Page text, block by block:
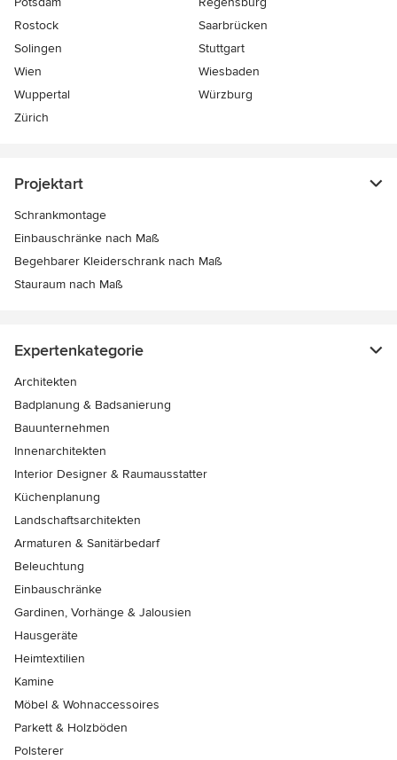
Rostock
Saarbrücken
Solingen
Stuttgart
Wien
Wiesbaden
Wuppertal
Würzburg
Zürich
Projektart
Schrankmontage
Einbauschränke nach Maß
Begehbarer Kleiderschrank nach Maß
Stauraum nach Maß
Expertenkategorie
Architekten
Badplanung & Badsanierung
Bauunternehmen
Innenarchitekten
Interior Designer & Raumausstatter
Küchenplanung
Landschaftsarchitekten
Armaturen & Sanitärbedarf
Beleuchtung
Einbauschränke
Gardinen, Vorhänge & Jalousien
Hausgeräte
Heimtextilien
Kamine
Möbel & Wohnaccessoires
Parkett & Holzböden
Polsterer